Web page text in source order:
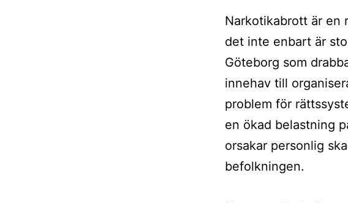
Narkotikabrott är en
det inte enbart är
Göteborg som
innehav till
problem för
en ökad belastning
orsakar personlig
befolkningen.